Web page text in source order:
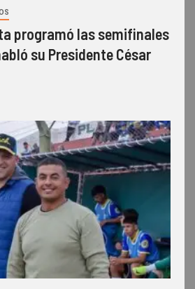
programó las semifinales
su Presidente César